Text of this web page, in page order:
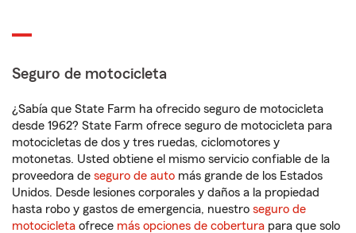
Seguro de motocicleta
¿Sabía que State Farm ha ofrecido seguro de motocicleta
desde 1962? State Farm ofrece seguro de motocicleta para
motocicletas de dos y tres ruedas, ciclomotores y
motonetas. Usted obtiene el mismo servicio confiable de la
proveedora de seguro de auto más grande de los Estados
Unidos. Desde lesiones corporales y daños a la propiedad
hasta robo y gastos de emergencia, nuestro seguro de
motocicleta ofrece más opciones de cobertura para que solo